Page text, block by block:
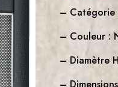
– Catégorie
– Couleur :
– Diamètre